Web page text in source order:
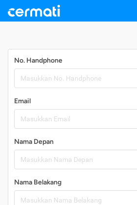
No. Handphone
Email
Nama Depan
Nama Belakang